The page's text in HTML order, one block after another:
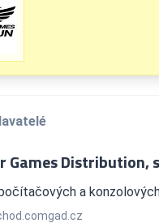
Games Distribution,
a